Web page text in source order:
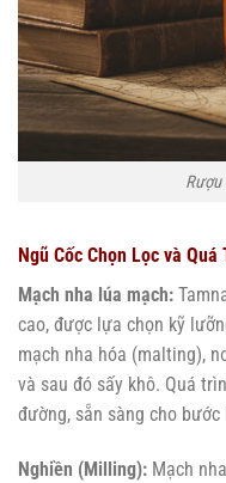
Rượu
Ngũ Cốc Chọn Lọc và
Mạch nha lúa mạch:
cao, được lựa chọn kỹ
mạch nha hóa (malting),
và sau đó sấy khô. Quá
đường, sẵn sàng cho bước
Nghiền (Milling): Mạch